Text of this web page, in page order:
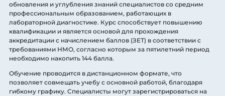
обновления и углубления знаний специалистов со средним
профессиональным образованием, работающих в
лабораторной диагностике. Курс способствует повышению
квалификации и является основой для прохождения
аккредитации с начислением баллов (ЗЕТ) в соответствии с
требованиями НМО, согласно которым за пятилетний период
необходимо накопить 144 балла.
Обучение проводится в дистанционном формате, что
позволяет совмещать учебу с основной работой, благодаря
гибкому графику. Специалисты могут зарегистрироваться на